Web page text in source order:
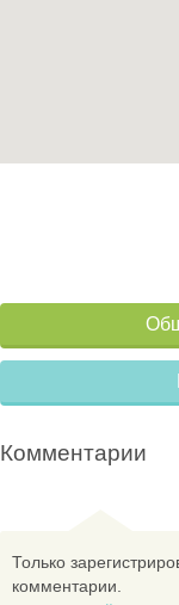
Комментарии
Только
комментарии.